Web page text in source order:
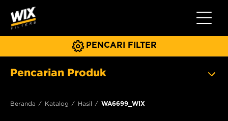
Beralih
PENCARI FILTER
Pencarian Produk
Beranda Katalog Hasil WA6699_WIX